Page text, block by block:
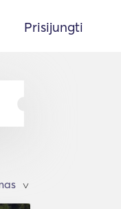
Prisijungti
>